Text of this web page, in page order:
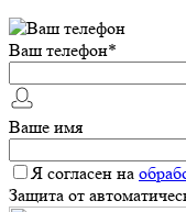
Ваш телефон*
Ваше имя
Я согласен на
Защита от